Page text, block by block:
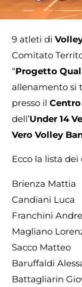
9 atleti di
Comitato
“Progetto
allenamento si
presso il
dell’Under 14
Vero Volley
Ecco la lista dei
Brienza Mattia
Candiani Luca
Franchini
Magliano
Sacco Matteo
Baruffaldi
Battagliarin